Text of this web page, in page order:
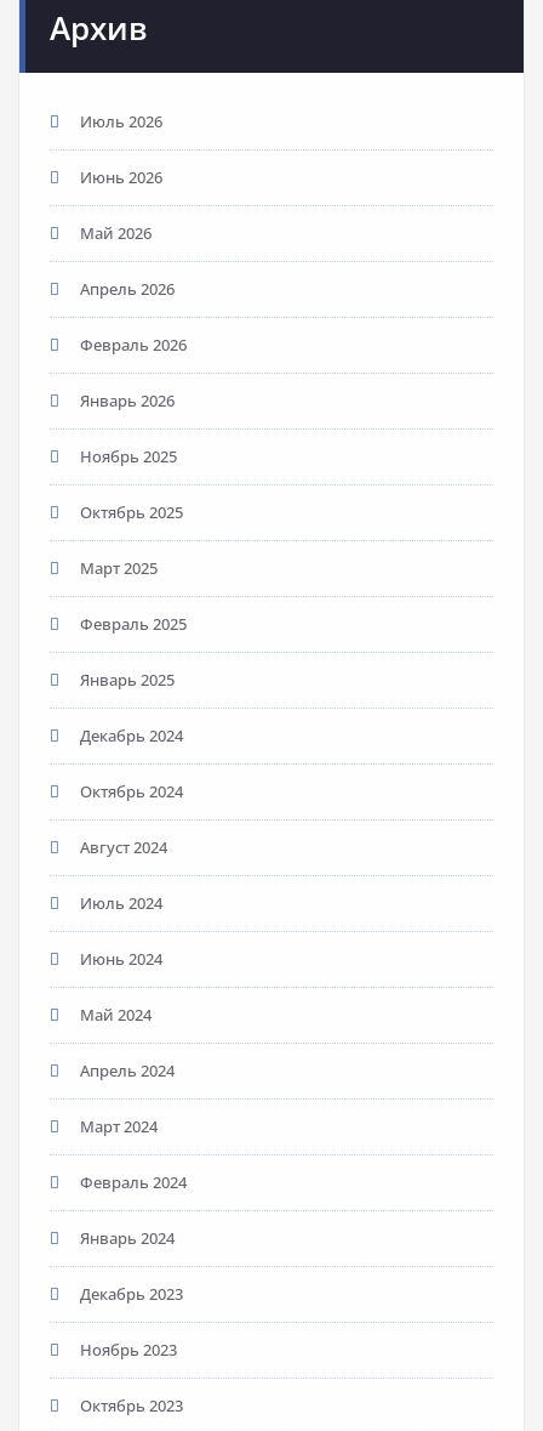
Архив
Июль 2026
Июнь 2026
Май 2026
Апрель 2026
Февраль 2026
Январь 2026
Ноябрь 2025
Октябрь 2025
Март 2025
Февраль 2025
Январь 2025
Декабрь 2024
Октябрь 2024
Август 2024
Июль 2024
Июнь 2024
Май 2024
Апрель 2024
Март 2024
Февраль 2024
Январь 2024
Декабрь 2023
Ноябрь 2023
Октябрь 2023